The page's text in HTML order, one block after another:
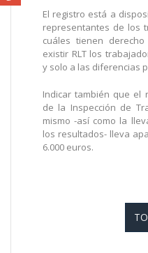
El registro está a
representantes de los
cuáles tienen
existir RLT los
y solo a las diferencias
Indicar también que el
de la Inspección de
mismo -así como la
los resultados- lleva
6.000 euros.